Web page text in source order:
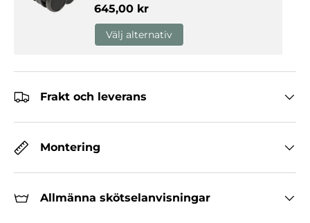
Normalpris
645,00 kr
Välj alternativ
Frakt och leverans
Montering
Allmänna skötselanvisningar